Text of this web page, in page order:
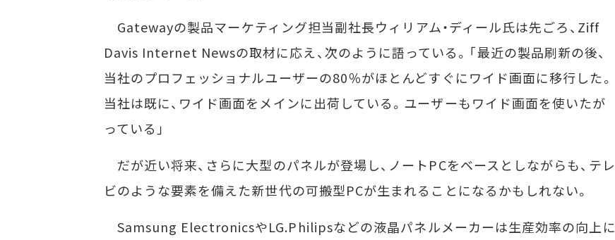
Gatewayの製品マーケティング担当副社長ウィリアム・ディール氏は先ごろ、Ziff
Davis Internet Newsの取材に応え、次のように語っている。「最近の製品刷新の後、
当社のプロフェッショナルユーザーの80％がほとんどすぐにワイド画面に移行した。
当社は既に、ワイド画面をメインに出荷している。ユーザーもワイド画面を使いたが
っている」
だが近い将来、さらに大型のパネルが登場し、ノートPCをベースとしながらも、テレ
ビのような要素を備えた新世代の可搬型PCが生まれることになるかもしれない。
Samsung ElectronicsやLG.Philipsなどの液晶パネルメーカーは生産効率の向上に